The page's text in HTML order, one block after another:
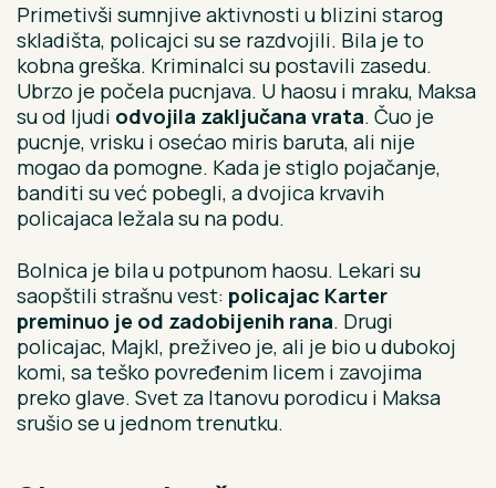
Primetivši sumnjive aktivnosti u blizini starog
skladišta, policajci su se razdvojili. Bila je to
kobna greška. Kriminalci su postavili zasedu.
Ubrzo je počela pucnjava. U haosu i mraku, Maksa
su od ljudi odvojila zaključana vrata. Čuo je
pucnje, vrisku i osećao miris baruta, ali nije
mogao da pomogne. Kada je stiglo pojačanje,
banditi su već pobegli, a dvojica krvavih
policajaca ležala su na podu.
Bolnica je bila u potpunom haosu. Lekari su
saopštili strašnu vest: policajac Karter
preminuo je od zadobijenih rana. Drugi
policajac, Majkl, preživeo je, ali je bio u dubokoj
komi, sa teško povređenim licem i zavojima
preko glave. Svet za Itanovu porodicu i Maksa
srušio se u jednom trenutku.